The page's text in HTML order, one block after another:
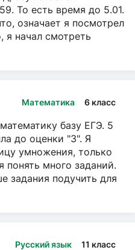
То есть время до 5.01.
означает я посмотрел
я начал смотреть
Математика 6 класс
базу ЕГЭ. 5
до оценки "3". Я
умножения, только
понять много заданий.
задания подучить для
Русский язык 11 класс